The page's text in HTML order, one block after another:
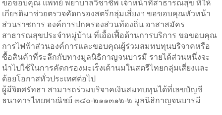
ขอขอบคุณ แพทย์ พยาบาลวิชาชีพ เจ้าหน้าที่สาธารณสุข ที่ให้
เกียรติมาช่วยตรวจคัดกรองสตรีกลุ่มเสี่ยงฯ ขอขอบคุณหัวหน้า
ส่วนราชการ องค์การปกครองส่วนท้องถิ่น อาสาสมัคร
สาธารณสุขประจำหมู่บ้าน ที่เอื้อเฟื้อด้านการบริการ ขอขอบคุณ
การไฟฟ้าส่วนองค์การและขอบคุณผู้ร่วมสมทบทุนบริจาคหรือ
ซื้อสินค้าที่ระลึกกับทางมูลนิธิกาญจนบารมี รายได้ส่วนหนึ่งจะ
นำไปใช้ในการคัดกรองมะเร็งเต้านมในสตรีไทยกลุ่มเสี่ยงและ
ด้อยโอกาสทั่วประเทศต่อไป
ผู้มีจิตศรัทธา สามารถร่วมบริจาคเงินสมทบทุนได้ที่เลขบัญชี
ธนาคารไทยพาณิชย์ ๓๔๐-๒๑๑๓๑๒-๒ มูลนิธิกาญจนบารมี